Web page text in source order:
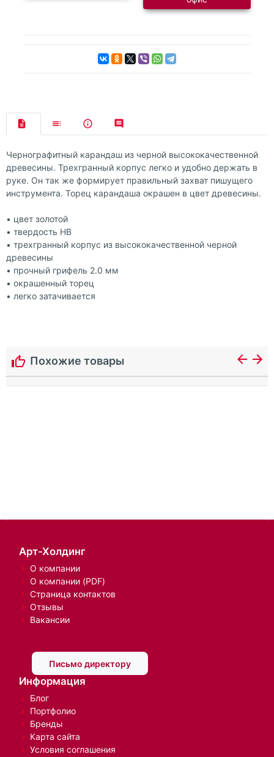
Чернографитный карандаш из черной высококачественной
древесины. Трехгранный корпус легко и удобно держать в
руке. Он так же формирует правильный захват пишущего
инструмента. Торец карандаша окрашен в цвет древесины.
• цвет золотой
• твердость HB
• трехгранный корпус из высококачественной черной
древесины
• прочный грифель 2.0 мм
• окрашенный торец
• легко затачивается
Похожие товары
Арт-Холдинг
О компании
О компании (PDF)
Страница контактов
Отзывы
Вакансии
Письмо директору
Информация
Блог
Портфолио
Бренды
Карта сайта
Условия соглашения